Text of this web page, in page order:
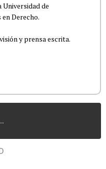
Universidad de
Derecho.
y prensa escrita.